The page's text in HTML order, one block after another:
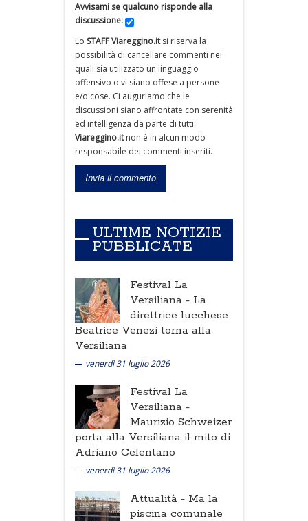
Avvisami se qualcuno risponde alla
discussione:
Lo STAFF Viareggino.itsi riserva la
possibilità di cancellare commenti nei
quali sia utilizzato un linguaggio
offensivo o vi siano offese a persone
e/o cose. Ci auguriamo che le
discussioni siano affrontate con serenità
ed intelligenza da parte di tutti.
Viareggino.itnon è in alcun modo
responsabile dei commenti inseriti.
ULTIME NOTIZIE
PUBBLICATE
Festival La
Versiliana - La
direttrice lucchese
Beatrice Venezi torna alla
Versiliana
venerdì 31 luglio 2026
Festival La
Versiliana -
Maurizio Schweizer
porta alla Versiliana il mito di
Adriano Celentano
venerdì 31 luglio 2026
Attualità - Ma la
piscina comunale